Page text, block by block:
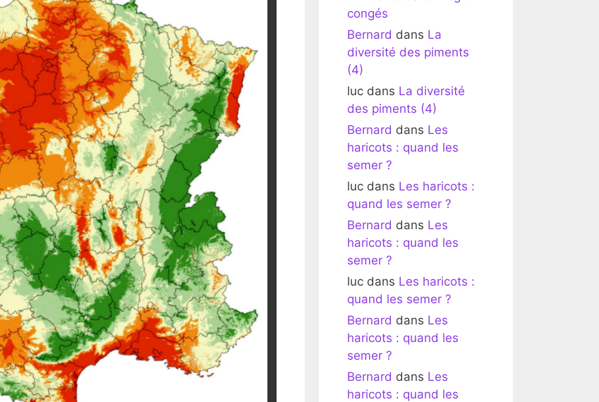
congés
Bernard dans La
diversité des piments
(4)
luc dans La diversité
des piments (4)
Bernard dans Les
haricots : quand les
semer ?
luc dans Les haricots :
quand les semer ?
Bernard dans Les
haricots : quand les
semer ?
luc dans Les haricots :
quand les semer ?
Bernard dans Les
haricots : quand les
semer ?
Bernard dans Les
haricots : quand les